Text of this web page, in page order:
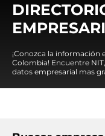
¡Conozca la información
Colombia! Encuentre
datos empresarial mas